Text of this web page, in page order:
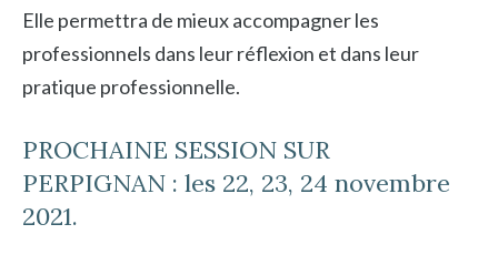
Elle permettra de mieux accompagner les
professionnels dans leur réflexion et dans leur
pratique professionnelle.
PROCHAINE SESSION SUR
PERPIGNAN : les 22, 23, 24 novembre
2021.